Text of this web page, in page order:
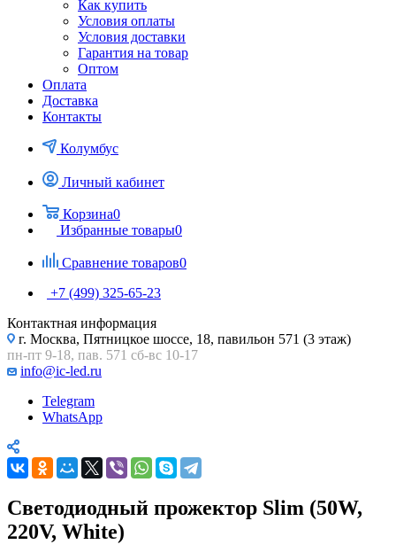
Как купить
Условия оплаты
Условия доставки
Гарантия на товар
Оптом
Оплата
Доставка
Контакты
Колумбус
Личный кабинет
Корзина0
Избранные товары0
Сравнение товаров0
+7 (499) 325-65-23
Контактная информация
г. Москва, Пятницкое шоссе, 18, павильон 571 (3 этаж)
пн-пт 9-18, пав. 571 сб-вс 10-17
info@ic-led.ru
Telegram
WhatsApp
Светодиодный прожектор Slim (50W,
220V, White)